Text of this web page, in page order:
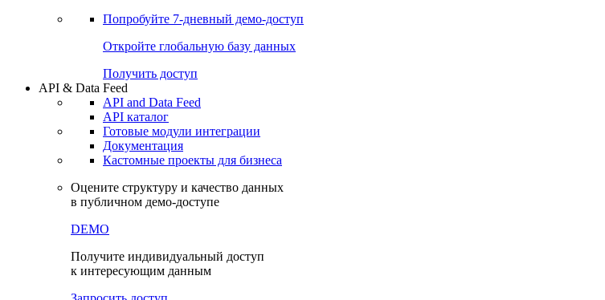
Попробуйте 7-дневный демо-доступ
Откройте глобальную базу данных
Получить доступ
API & Data Feed
API and Data Feed
API каталог
Готовые модули интеграции
Документация
Кастомные проекты для бизнеса
Оцените структуру и качество данных
в публичном демо-доступе
DEMO
Получите индивидуальный доступ
к интересующим данным